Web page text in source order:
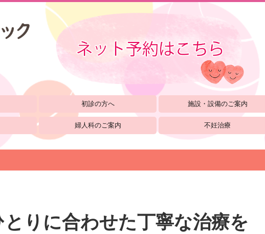
初診の方へ 施設・設備のご案内
婦人科のご案内 不妊治療
とりに合わせた丁寧な治療を